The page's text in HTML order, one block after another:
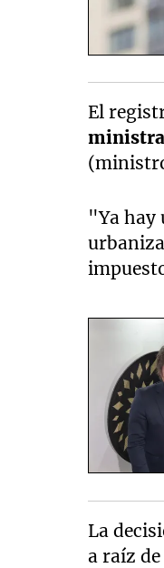
El
"Ya hay
La
a raíz